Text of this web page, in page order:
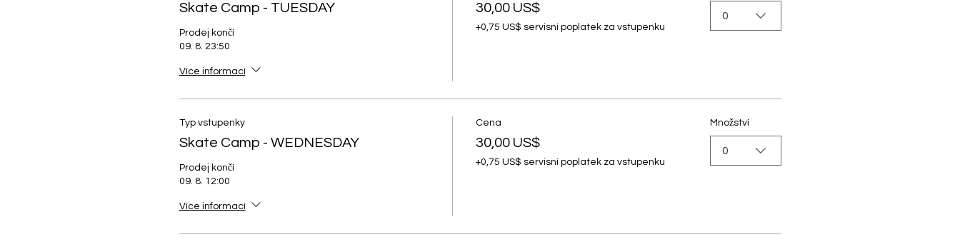
Skate Camp - TUESDAY
Prodej končí
09. 8. 23:50
Více informací
30,00 US$
+0,75 US$ servisní poplatek za vstupenku
0
Typ vstupenky
Skate Camp - WEDNESDAY
Prodej končí
09. 8. 12:00
Více informací
Cena
30,00 US$
+0,75 US$ servisní poplatek za vstupenku
Množství
0